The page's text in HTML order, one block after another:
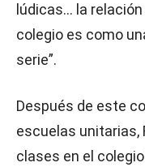
lúdicas… la
colegio es como
serie”.
Después de este
escuelas unitarias,
clases en el